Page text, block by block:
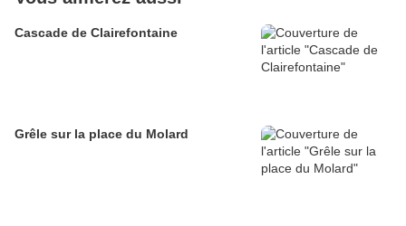
Cascade de Clairefontaine
Grêle sur la place du Molard